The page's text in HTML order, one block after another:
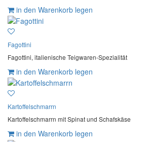
in den Warenkorb legen
Fagottini
Fagottini, italienische Teigwaren-Spezialität
in den Warenkorb legen
Kartoffelschmarrn
Kartoffelschmarrn mit Spinat und Schafskäse
in den Warenkorb legen